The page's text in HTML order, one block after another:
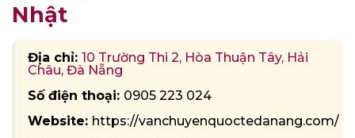
Nhật
Địa chỉ: 10 Trường Thi 2, Hòa Thuận Tây, Hải
Châu, Đà Nẵng
Số điện thoại: 0905 223 024
Website: https://vanchuyenquoctedanang.com/